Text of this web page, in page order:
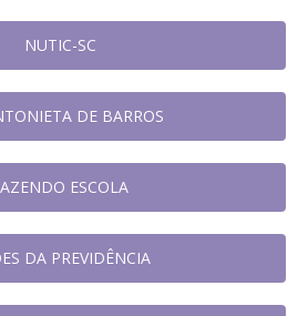
NUTIC-SC
DE BARROS
ESCOLA
DA PREVIDÊNCIA